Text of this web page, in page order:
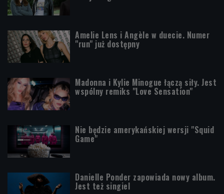
Amelie Lens i Angèle w duecie. Numer
"run" już dostępny
Madonna i Kylie Minogue łączą siły. Jest
wspólny remiks "Love Sensation"
Nie będzie amerykańskiej wersji "Squid
Game"
Danielle Ponder zapowiada nowy album.
Jest też singiel